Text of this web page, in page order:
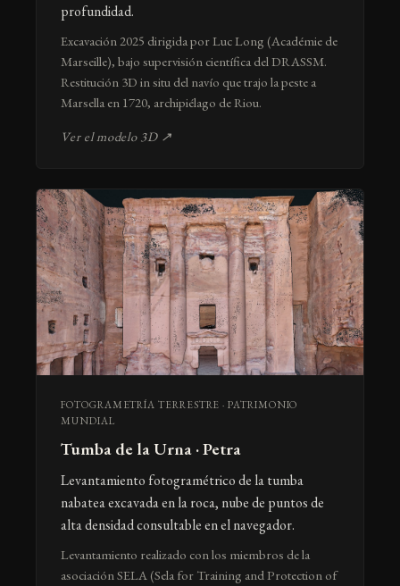
profundidad.
Excavación 2025 dirigida por Luc Long (Académie de
Marseille), bajo supervisión científica del DRASSM.
Restitución 3D in situ del navío que trajo la peste a
Marsella en 1720, archipiélago de Riou.
Ver el modelo 3D ↗
FOTOGRAMETRÍA TERRESTRE · PATRIMONIO
MUNDIAL
Tumba de la Urna · Petra
Levantamiento fotogramétrico de la tumba
nabatea excavada en la roca, nube de puntos de
alta densidad consultable en el navegador.
Levantamiento realizado con los miembros de la
asociación SELA (Sela for Training and Protection of